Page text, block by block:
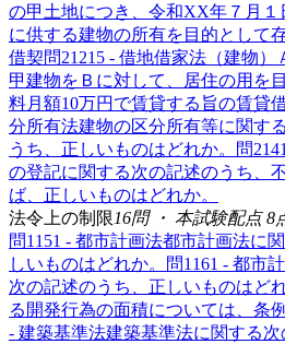
の甲土地につき、令和XX年７月１
に供する建物の所有を目的として
借契問21215 - 借地借家法（建物）
甲建物をＢに対して、居住の用を
料月額10万円で賃貸する旨の賃貸
分所有法建物の区分所有等に関す
うち、正しいものはどれか。
問214
の登記に関する次の記述のうち、
ば、正しいものはどれか。
法令上の制限16問 ・ 本試験配点8
問1151 - 都市計画法都市計画法に
しいものはどれか。
問1161 - 都市
次の記述のうち、正しいものはど
る開発行為の面積については、条
- 建築基準法建築基準法に関する